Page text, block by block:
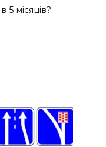
5 місяців?